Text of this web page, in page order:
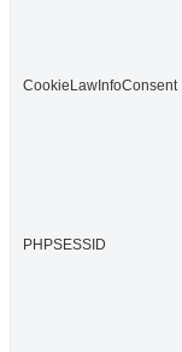
CookieLawInfoConsent
PHPSESSID